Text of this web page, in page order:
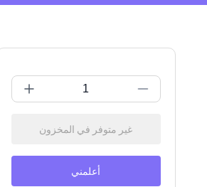
غير متوفر في المخزون
أعلمني